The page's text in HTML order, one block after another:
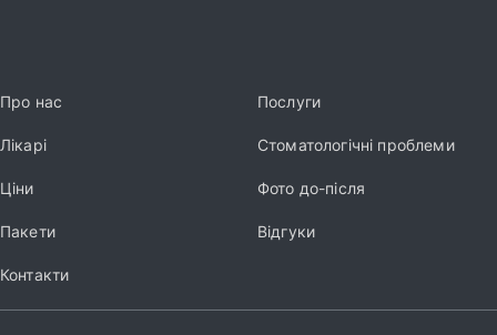
Про нас Послуги
Лікарі Стоматологічні проблеми
Ціни Фото до-після
Пакети Відгуки
Контакти